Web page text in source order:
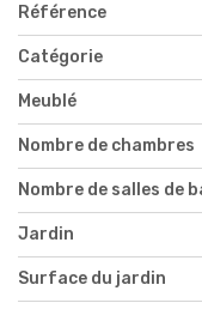
Référence
Catégorie
Meublé
Nombre de chambres
Nombre de salles de
Jardin
Surface du jardin